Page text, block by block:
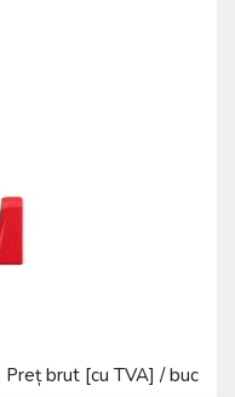
Preț brut [cu TVA] / buc